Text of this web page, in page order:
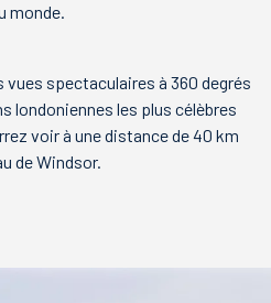
monde.
vues spectaculaires à 360 degrés
londoniennes les plus célèbres
voir à une distance de 40 km
de Windsor.